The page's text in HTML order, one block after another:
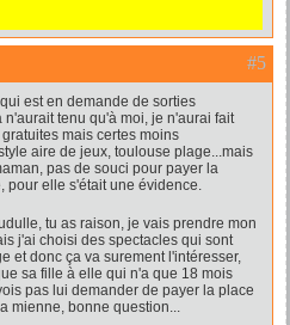
#5
est en demande de sorties
n'aurait tenu qu'à moi, je n'aurai fait
mais certes moins
aire de jeux, toulouse plage...mais
pas de souci pour payer la
pour elle s'était une évidence.
tu as raison, je vais prendre mon
j'ai choisi des spectacles qui sont
et donc ça va surement l'intéresser,
sa fille à elle qui n'a que 18 mois
pas lui demander de payer la place
mienne, bonne question...